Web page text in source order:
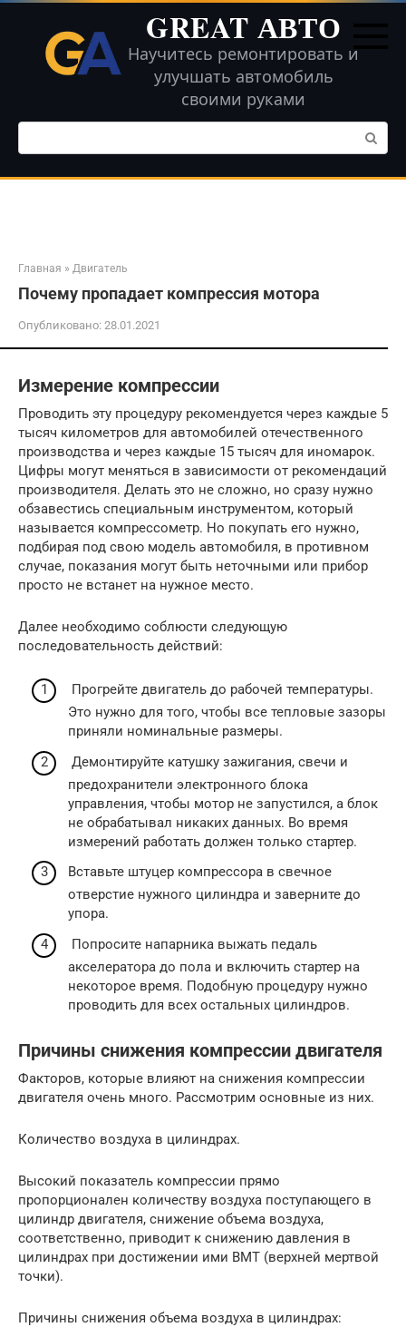
Перейти
контенту
GREAT АВТО
Научитесь ремонтировать и
улучшать автомобиль
своими руками
Поиск:
Главная » Двигатель
Почему пропадает компрессия мотора
Опубликовано: 28.01.2021
Измерение компрессии
Проводить эту процедуру рекомендуется через каждые 5
тысяч километров для автомобилей отечественного
производства и через каждые 15 тысяч для иномарок.
Цифры могут меняться в зависимости от рекомендаций
производителя. Делать это не сложно, но сразу нужно
обзавестись специальным инструментом, который
называется компрессометр. Но покупать его нужно,
подбирая под свою модель автомобиля, в противном
случае, показания могут быть неточными или прибор
просто не встанет на нужное место.
Далее необходимо соблюсти следующую
последовательность действий:
Прогрейте двигатель до рабочей температуры.
Это нужно для того, чтобы все тепловые зазоры
приняли номинальные размеры.
Демонтируйте катушку зажигания, свечи и
предохранители электронного блока
управления, чтобы мотор не запустился, а блок
не обрабатывал никаких данных. Во время
измерений работать должен только стартер.
Вставьте штуцер компрессора в свечное
отверстие нужного цилиндра и заверните до
упора.
Попросите напарника выжать педаль
акселератора до пола и включить стартер на
некоторое время. Подобную процедуру нужно
проводить для всех остальных цилиндров.
Причины снижения компрессии двигателя
Факторов, которые влияют на снижения компрессии
двигателя очень много. Рассмотрим основные из них.
Количество воздуха в цилиндрах.
Высокий показатель компрессии прямо
пропорционален количеству воздуха поступающего в
цилиндр двигателя, снижение объема воздуха,
соответственно, приводит к снижению давления в
цилиндрах при достижении ими ВМТ (верхней мертвой
точки).
Причины снижения объема воздуха в цилиндрах: